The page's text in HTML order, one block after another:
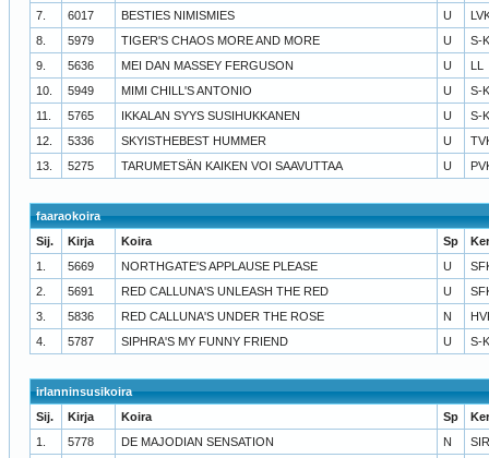
7.
6017 BESTIES NIMISMIES U
8.
5979 TIGER'S CHAOS MORE AND MORE U
S-
9.
5636 MEI DAN MASSEY FERGUSON U
LL
10.
5949 MIMI CHILL'S ANTONIO U
S-
11.
5765 IKKALAN SYYS SUSIHUKKANEN U
S-
12.
5336 SKYISTHEBEST HUMMER U
13.
5275 TARUMETSÄN KAIKEN VOI SAAVUTTAA U
faaraokoira
Sij.
Kirja Koira Sp
1.
5669 NORTHGATE'S APPLAUSE PLEASE U
2.
5691 RED CALLUNA'S UNLEASH THE RED U
3.
5836 RED CALLUNA'S UNDER THE ROSE N
4.
5787 SIPHRA'S MY FUNNY FRIEND U S-
irlanninsusikoira
Sij.
Kirja Koira Sp
1.
5778 DE MAJODIAN SENSATION N